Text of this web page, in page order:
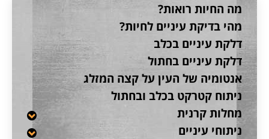
מה החיות רואות?
מהי בדיקת עיניים לחיות?
דלקת עיניים בכלב
דלקת עיניים בחתול
אנטומיה של העין על קצה המזלג
ניתוח קטרקט בכלב ובחתול
מחלות קרנית
ניתוחי עיניים